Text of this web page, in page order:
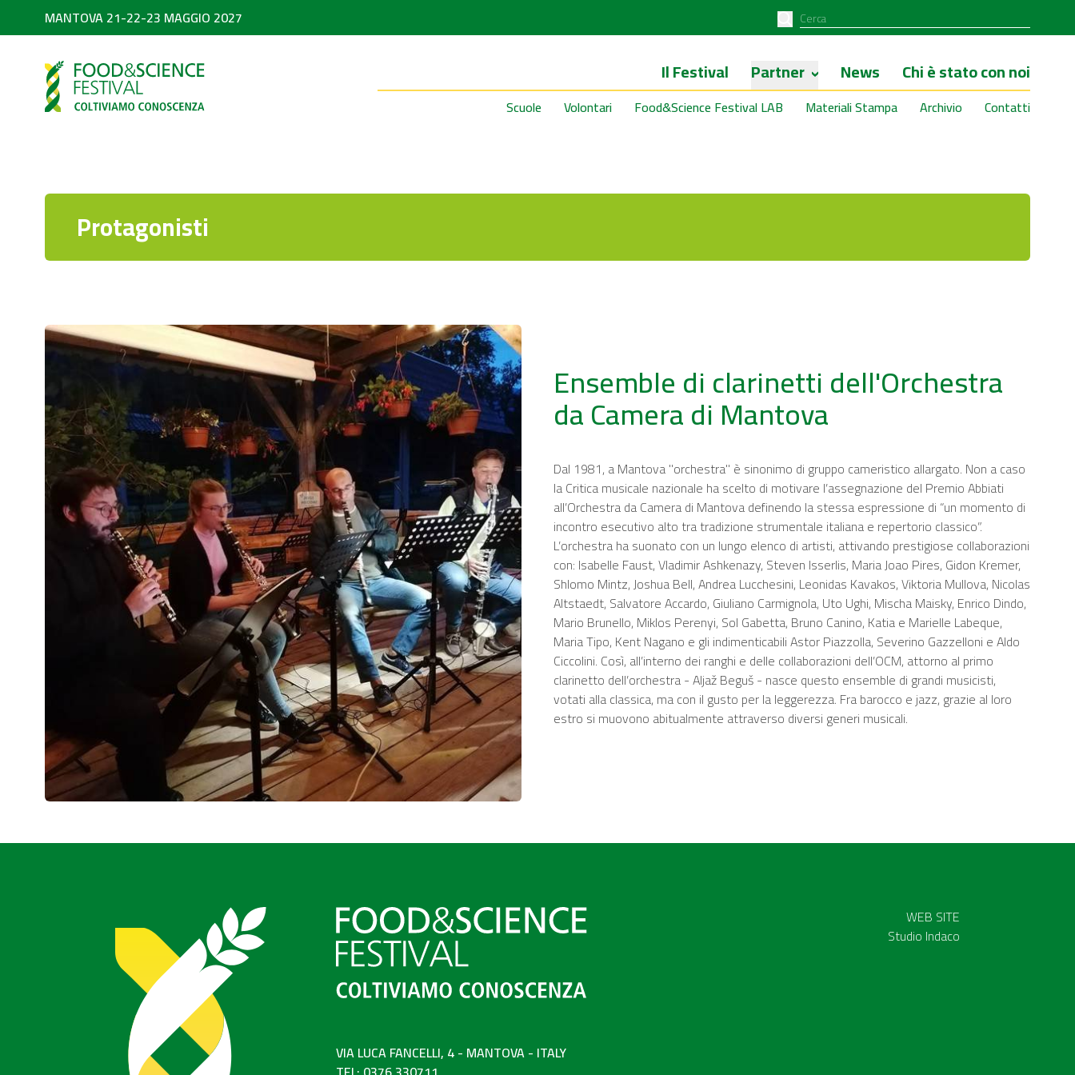
MANTOVA 21-22-23 MAGGIO 2027
Il Festival Partner News Chi è stato con noi
Scuole Volontari Food&Science Festival LAB Materiali Stampa Archivio Contatti
Protagonisti
Ensemble di clarinetti dell'Orchestra
da Camera di Mantova
Dal 1981, a Mantova "orchestra" è sinonimo di gruppo cameristico allargato. Non a caso
la Critica musicale nazionale ha scelto di motivare l’assegnazione del Premio Abbiati
all’Orchestra da Camera di Mantova definendo la stessa espressione di “un momento di
incontro esecutivo alto tra tradizione strumentale italiana e repertorio classico”.
L’orchestra ha suonato con un lungo elenco di artisti, attivando prestigiose collaborazioni
con: Isabelle Faust, Vladimir Ashkenazy, Steven Isserlis, Maria Joao Pires, Gidon Kremer,
Shlomo Mintz, Joshua Bell, Andrea Lucchesini, Leonidas Kavakos, Viktoria Mullova, Nicolas
Altstaedt, Salvatore Accardo, Giuliano Carmignola, Uto Ughi, Mischa Maisky, Enrico Dindo,
Mario Brunello, Miklos Perenyi, Sol Gabetta, Bruno Canino, Katia e Marielle Labeque,
Maria Tipo, Kent Nagano e gli indimenticabili Astor Piazzolla, Severino Gazzelloni e Aldo
Ciccolini. Così, all’interno dei ranghi e delle collaborazioni dell’OCM, attorno al primo
clarinetto dell’orchestra - Aljaž Beguš - nasce questo ensemble di grandi musicisti,
votati alla classica, ma con il gusto per la leggerezza. Fra barocco e jazz, grazie al loro
estro si muovono abitualmente attraverso diversi generi musicali.
VIA LUCA FANCELLI, 4 - MANTOVA - ITALY
WEB SITE
Studio Indaco
PARTNER
Diventa partner
Partner 2026
SEARCH